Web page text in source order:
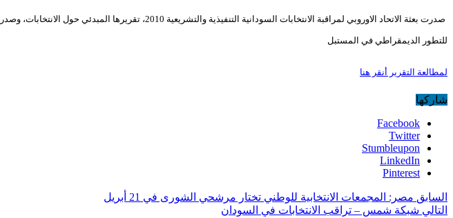
صدرت بعثة الاتحاد الاوروبي لمراقبة الانتخابات السودانية
للتطور الديمقراطي في المستبل
لمطالعة التقرير أنقر هنا
شاركها
Facebook
Twitter
Stumbleupon
LinkedIn
Pinterest
السابق مصر: المجمعات الانتخابية للوطني تختار مرشحي الشورى في 21 أبريل
التالي شبكة شمس – تراقب الانتخابات في السودان